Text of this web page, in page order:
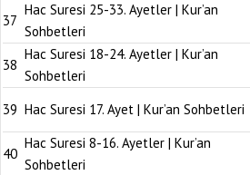
37
Hac Suresi 25-33. Ayetler | Kur’an
Sohbetleri
38
Hac Suresi 18-24. Ayetler | Kur’an
Sohbetleri
39 Hac Suresi 17. Ayet | Kur’an Sohbetleri
40
Hac Suresi 8-16. Ayetler | Kur’an
Sohbetleri